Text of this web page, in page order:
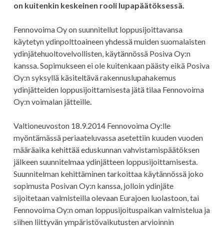
on kuitenkin keskeinen rooli lupapäätöksessä.
Fennovoima Oy on suunnitellut loppusijoittavansa
käytetyn ydinpolttoaineen yhdessä muiden suomalaisten
ydinjätehuoltovelvollisten, käytännössä Posiva Oy:n
kanssa. Sopimukseen ei ole kuitenkaan päästy eikä Posiva
Oy:n syksyllä käsiteltävä rakennuslupahakemus
ydinjätteiden loppusijoittamisesta jätä tilaa Fennovoima
Oy:n voimalan jätteille.
Valtioneuvoston 18.9.2014 Fennovoima Oy:lle
myöntämässä periaateluvassa asetettiin kuuden vuoden
määräaika kehittää eduskunnan vahvistamispäätöksen
jälkeen suunnitelmaa ydinjätteen loppusijoittamisesta.
Suunnitelman kehittäminen tarkoittaa käytännössä joko
sopimusta Posivan Oy:n kanssa, jolloin ydinjäte
sijoitetaan valmisteilla olevaan Eurajoen luolastoon, tai
Fennovoima Oy:n oman loppusijoituspaikan valmistelua ja
siihen liittyvän ympäristövaikutusten arvioinnin